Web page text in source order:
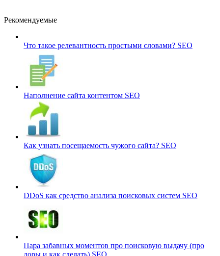
Рекомендуемые
Что такое релевантность простыми словами? SEO
Наполнение сайта контентом SEO
Как узнать посещаемость чужого сайта? SEO
DDoS как средство анализа поисковых систем SEO
Пара забавных моментов про поисковую выдачу (про